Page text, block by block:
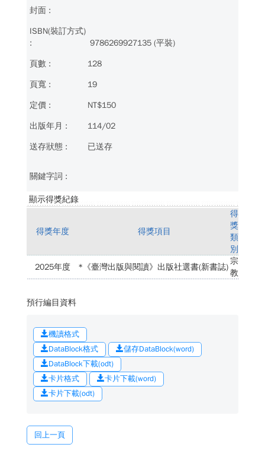
9786269927135 (平裝)
128
19
NT$150
114/02
已送存
顯示得獎紀錄
得獎年度 得獎項目
得
獎
類
別
2025年度
*《臺灣出版與閱讀》出版社選書(新書誌)
宗
教
預行編目資料
機讀格式
DataBlock格式
儲存DataBlock(word)
DataBlock下載(odt)
卡片格式
卡片下載(word)
卡片下載(odt)
回上一頁